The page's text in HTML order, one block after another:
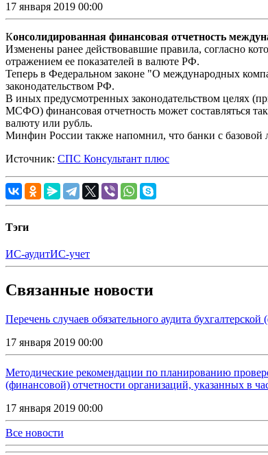
17 января 2019 00:00
Консолидированная финансовая отчетность
Изменены ранее действовавшие правила, согласно
отражением ее показателей в валюте РФ.
Теперь в Федеральном законе "О международных
законодательством РФ.
В иных предусмотренных законодательством целях
МСФО) финансовая отчетность может составляться
валюту или рубль.
Минфин России также напомнил, что банки с базовой
Источник: СПС Консультант плюс
Тэги
ИС-аудитИС-учет
Связанные новости
Перечень случаев обязательного аудита
17 января 2019 00:00
Методические рекомендации по планированию
(финансовой) отчетности организаций, указанных в
17 января 2019 00:00
Все новости